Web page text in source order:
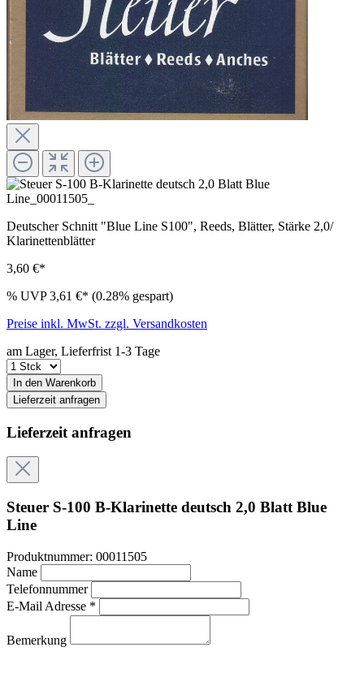
Deutscher Schnitt "Blue Line S100", Reeds, Blätter, Stärke 2,0/
Klarinettenblätter
3,60 €*
% UVP3,61 €* (0.28% gespart)
Preise inkl. MwSt. zzgl. Versandkosten
am Lager, Lieferfrist 1-3 Tage
In den Warenkorb
Lieferzeit anfragen
Lieferzeit anfragen
Steuer S-100 B-Klarinette deutsch 2,0 Blatt Blue
Line
Produktnummer: 00011505
Name
Telefonnummer
E-Mail Adresse *
Bemerkung